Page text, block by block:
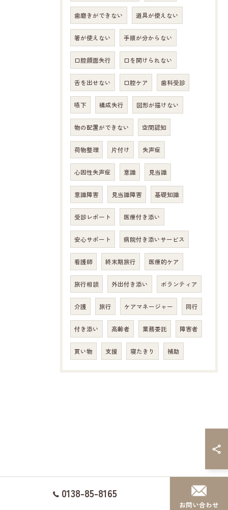
歯磨きができない 道具が使えない
箸が使えない 手順が分からない
口腔顔面失行 口を開けられない
舌を出せない 口腔ケア 歯科受診
嚥下 構成失行 図形が描けない
物の配置ができない 空間認知
荷物整理 片付け 失声症
心因性失声症 意識 見当識
意識障害 見当識障害 基礎知識
受診レポート 医療付き添い
安心サポート 病院付き添いサービス
看護師 終末期旅行 医療的ケア
旅行相談 外出付き添い ボランティア
介護 旅行 ケアマネージャー 同行
付き添い 高齢者 業務委託 障害者
買い物 支援 寝たきり 補助
0138-85-8165
お問い合わせ